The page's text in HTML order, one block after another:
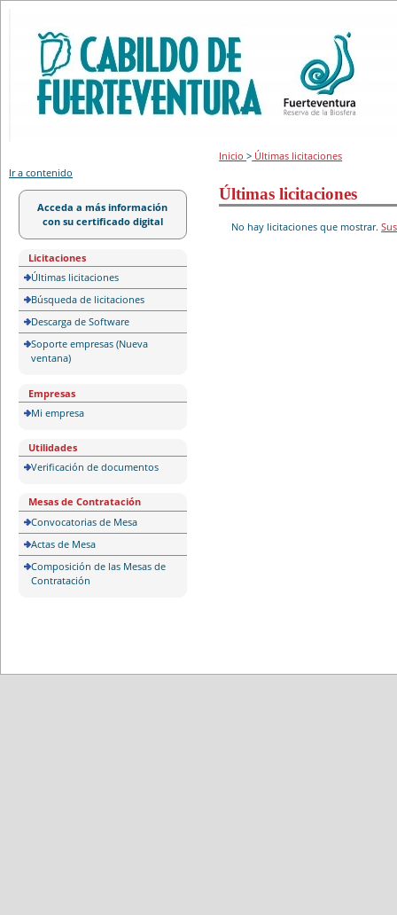
Ir a contenido
Acceda a más información
con su certificado digital
Licitaciones
Últimas licitaciones
Búsqueda de licitaciones
Descarga de Software
Soporte empresas (Nueva
ventana)
Empresas
Mi empresa
Utilidades
Verificación de documentos
Mesas de Contratación
Convocatorias de Mesa
Actas de Mesa
Composición de las Mesas de
Contratación
Inicio> Últimas licitaciones
Últimas licitaciones
No hay licitaciones que mostrar.